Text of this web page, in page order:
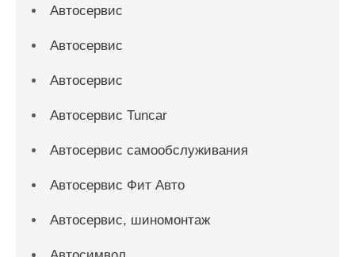
Автосервис
Автосервис
Автосервис
Автосервис Tuncar
Автосервис самообслуживания
Автосервис Фит Авто
Автосервис, шиномонтаж